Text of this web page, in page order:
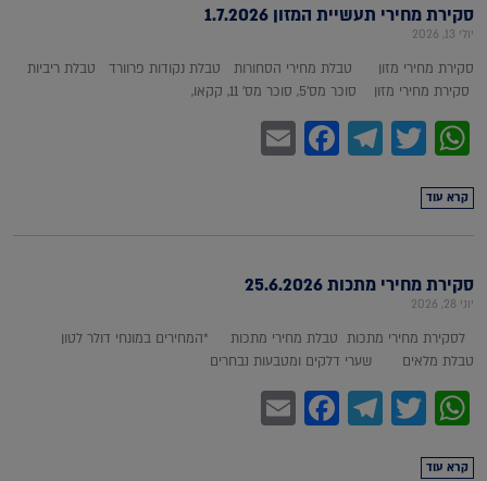
סקירת מחירי תעשיית המזון 1.7.2026
יולי 13, 2026
סקירת מחירי מזון טבלת מחירי הסחורות טבלת נקודות פרוורד טבלת ריביות
סקירת מחירי מזון סוכר מס'5, סוכר מס' 11, קקאו,
WhatsApp
Twitter
Telegram
Facebook
קרא עוד
סקירת מחירי מתכות 25.6.2026
יוני 28, 2026
לסקירת מחירי מתכות טבלת מחירי מתכות *המחירים במונחי דולר לטון
טבלת מלאים שערי דלקים ומטבעות נבחרים
WhatsApp
Twitter
Telegram
Facebook
קרא עוד